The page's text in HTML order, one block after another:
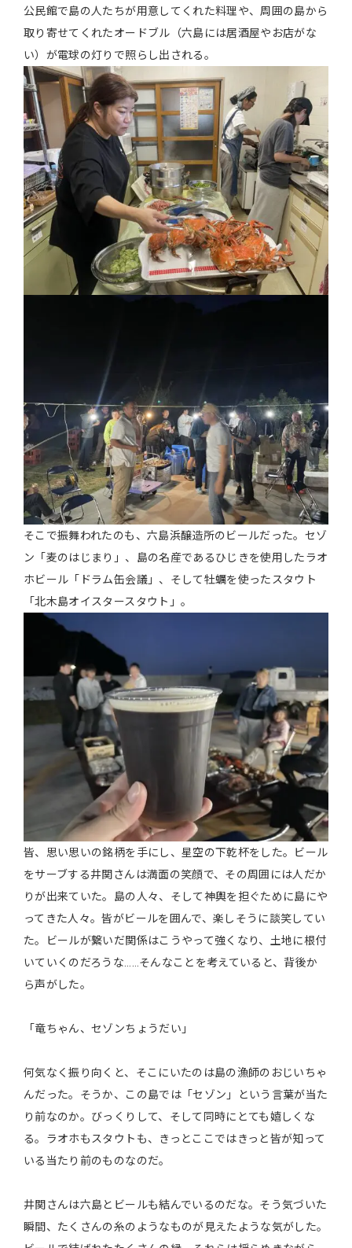
公民館で島の人たちが用意してくれた料理や、周囲の島から
取り寄せてくれたオードブル（六島には居酒屋やお店がな
い）が電球の灯りで照らし出される。
そこで振舞われたのも、六島浜醸造所のビールだった。セゾ
ン「麦のはじまり」、島の名産であるひじきを使用したラオ
ホビール「ドラム缶会議」、そして牡蠣を使ったスタウト
「北木島オイスタースタウト」。
皆、思い思いの銘柄を手にし、星空の下乾杯をした。ビール
をサーブする井関さんは満面の笑顔で、その周囲には人だか
りが出来ていた。島の人々、そして神輿を担ぐために島にや
ってきた人々。皆がビールを囲んで、楽しそうに談笑してい
た。ビールが繋いだ関係はこうやって強くなり、土地に根付
いていくのだろうな……そんなことを考えていると、背後か
ら声がした。
「竜ちゃん、セゾンちょうだい」
何気なく振り向くと、そこにいたのは島の漁師のおじいちゃ
んだった。そうか、この島では「セゾン」という言葉が当た
り前なのか。びっくりして、そして同時にとても嬉しくな
る。ラオホもスタウトも、きっとここではきっと皆が知って
いる当たり前のものなのだ。
井関さんは六島とビールも結んでいるのだな。そう気づいた
瞬間、たくさんの糸のようなものが見えたような気がした。